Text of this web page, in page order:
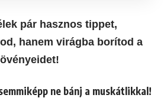
pár hasznos tippet,
hanem virágba borítod a
ne bánj a muskátlikkal!